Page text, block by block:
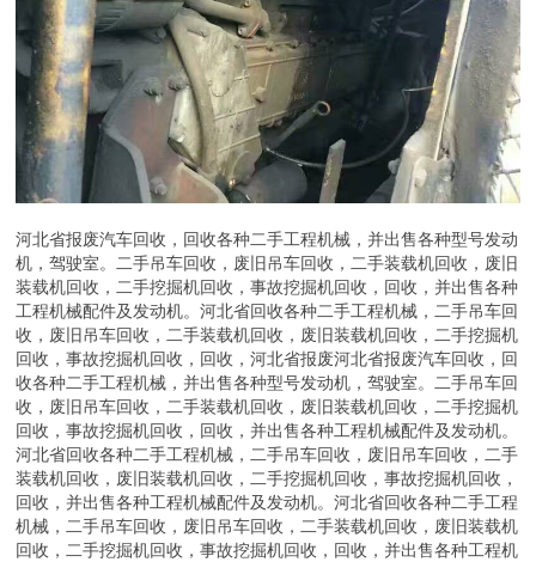
河北省报废汽车回收，回收各种二手工程机械，并出售各种型号发动
机，驾驶室。二手吊车回收，废旧吊车回收，二手装载机回收，废旧
装载机回收，二手挖掘机回收，事故挖掘机回收，回收，并出售各种
工程机械配件及发动机。河北省回收各种二手工程机械，二手吊车回
收，废旧吊车回收，二手装载机回收，废旧装载机回收，二手挖掘机
回收，事故挖掘机回收，回收，河北省报废河北省报废汽车回收，回
收各种二手工程机械，并出售各种型号发动机，驾驶室。二手吊车回
收，废旧吊车回收，二手装载机回收，废旧装载机回收，二手挖掘机
回收，事故挖掘机回收，回收，并出售各种工程机械配件及发动机。
河北省回收各种二手工程机械，二手吊车回收，废旧吊车回收，二手
装载机回收，废旧装载机回收，二手挖掘机回收，事故挖掘机回收，
回收，并出售各种工程机械配件及发动机。河北省回收各种二手工程
机械，二手吊车回收，废旧吊车回收，二手装载机回收，废旧装载机
回收，二手挖掘机回收，事故挖掘机回收，回收，并出售各种工程机